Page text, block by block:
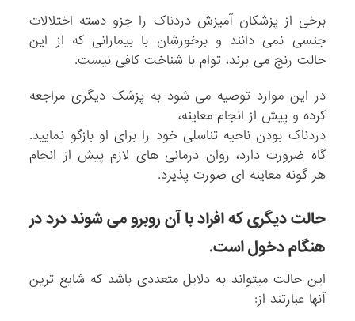
برخی از پزشکان آمیزش دردناک را جزو دسته اختلالات
جنسی نمی دانند و برخورشان با بیمارانی که از این
حالت رنج می برند، توام با شناخت کافی نیست.
در این موارد توصیه می شود به پزشک دیگری مراجعه
کرده و پیش از انجام معاینه،
دردناک بودن ناحیه تناسلی خود را برای او بازگو نمایید.
گاه ضرورت دارد، روان درمانی های لازم پیش از انجام
هر گونه معاینه ای صورت پذیرد.
حالت دیگری که افراد با آن روبرو می شوند درد در
هنگام دخول است.
این حالت میتواند به دلایل متعددی باشد که شایع ترین
آنها عبارتند از: